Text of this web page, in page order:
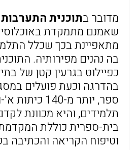
מדובר בתוכנית
שאמנם מתמקדת
מתאפיינת בכך שכלל
בה נהנים מפירותיה.
כפיילוט בגרעין קטן של
תלמידים, והיא מכוונת
בית-ספרית כוללת
וטיפוח הקריאה והכתיבה